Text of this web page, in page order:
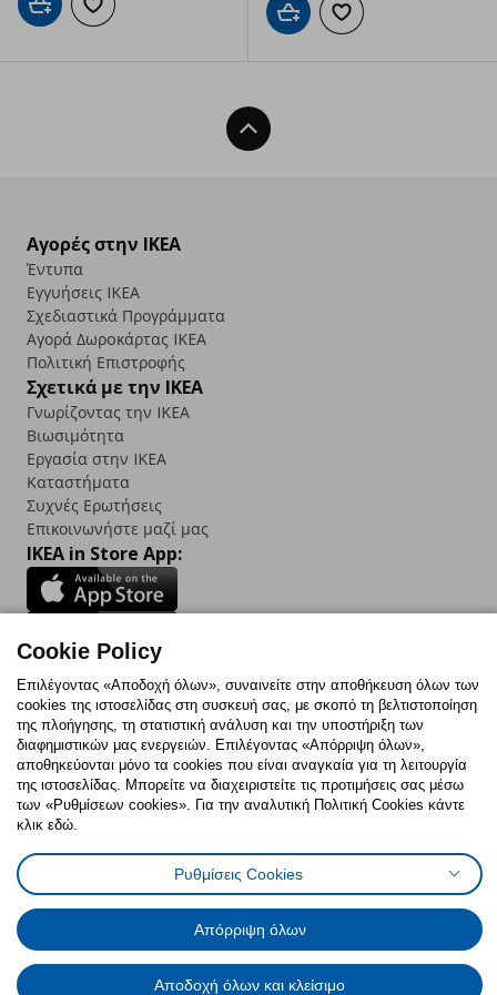
Προσθήκη στο καλάθι
Προσθήκη στα αγαπημένα Προσθήκη στο καλάθι
Προσθήκη στα
Back To Top
Αγορές στην IKEA
Έντυπα
Εγγυήσεις IKEA
Σχεδιαστικά Προγράμματα
Αγορά Δωρoκάρτας IKEA
Πολιτική Επιστροφής
Σχετικά με την IKEA
Γνωρίζοντας την IKEA
Βιωσιμότητα
Εργασία στην IKEA
Καταστήματα
Συχνές Ερωτήσεις
Επικοινωνήστε μαζί μας
IKEA in Store App:
FacebookInstagram
TikTokYoutubePinterestTwitter
Ρυθμίσεις cookies
Όροι Χρήσης
Γενική Πολιτική Προσωπικών Δεδομένων
Πολιτική Προσωπικών Δεδομένων για ΙΚΕΑ.gr
Κώδικας Καταναλωτικής Δεοντολογίας
Cookie Policy
Επιλέγοντας «Αποδοχή όλων», συναινείτε στην αποθήκευση όλων των
cookies της ιστοσελίδας στη συσκευή σας, με σκοπό τη βελτιστοποίηση
της πλοήγησης, τη στατιστική ανάλυση και την υποστήριξη των
διαφημιστικών μας ενεργειών. Επιλέγοντας «Απόρριψη όλων»,
αποθηκεύονται μόνο τα cookies που είναι αναγκαία για τη λειτουργία
της ιστοσελίδας. Μπορείτε να διαχειριστείτε τις προτιμήσεις σας μέσω
των «Ρυθμίσεων cookies». Για την αναλυτική Πολιτική Cookies κάντε
κλικ εδώ.
Ρυθμίσεις Cookies
Απόρριψη όλων
Αποδοχή όλων και κλείσιμο